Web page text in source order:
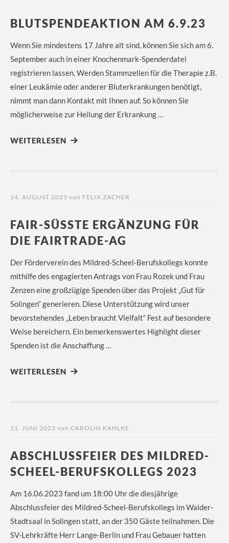
BLUTSPENDEAKTION AM 6.9.23
Wenn Sie mindestens 17 Jahre alt sind, können Sie sich am 6.
September auch in einer Knochenmark-Spenderdatei
registrieren lassen. Werden Stammzellen für die Therapie z.B.
einer Leukämie oder anderer Bluterkrankungen benötigt,
nimmt man dann Kontakt mit Ihnen auf. So können Sie
möglicherweise zur Heilung der Erkrankung …
WEITERLESEN
14. AUGUST 2023 von FELIX ZACHER
FAIR-SÜSSTE ERGÄNZUNG FÜR D
IE FAIRTRADE-AG
Der Förderverein des Mildred-Scheel-Berufskollegs konnte
mithilfe des engagierten Antrags von Frau Rozek und Frau
Zenzen eine großzügige Spenden über das Projekt „Gut für
Solingen“ generieren. Diese Unterstützung wird unser
bevorstehendes „Leben braucht Vielfalt“ Fest auf besondere
Weise bereichern. Ein bemerkenswertes Highlight dieser
Spenden ist die Anschaffung …
WEITERLESEN
21. JUNI 2023 von CAROLIN KAHLKE
ABSCHLUSSFEIER DES MILDRED-
SCHEEL-BERUFSKOLLEGS 2023
Am 16.06.2023 fand um 18:00 Uhr die diesjährige
Abschlussfeier des Mildred-Scheel-Berufskollegs im Walder-
Stadtsaal in Solingen statt, an der 350 Gäste teilnahmen. Die
SV-Lehrkräfte Herr Lange-Berlin und Frau Gebauer hatten